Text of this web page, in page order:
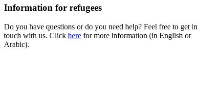
Information for refugees
Do you have questions or do you need help? Feel free to get in
touch with us. Click here for more information (in English or
Arabic).